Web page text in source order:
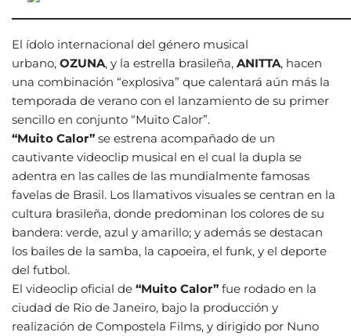
El ídolo internacional del género musical
urbano, OZUNA, y la estrella brasileña, ANITTA, hacen
una combinación “explosiva” que calentará aún más la
temporada de verano con el lanzamiento de su primer
sencillo en conjunto “Muito Calor”.
“Muito Calor” se estrena acompañado de un
cautivante videoclip musical en el cual la dupla se
adentra en las calles de las mundialmente famosas
favelas de Brasil. Los llamativos visuales se centran en la
cultura brasileña, donde predominan los colores de su
bandera: verde, azul y amarillo; y además se destacan
los bailes de la samba, la capoeira, el funk, y el deporte
del futbol.
El videoclip oficial de “Muito Calor” fue rodado en la
ciudad de Rio de Janeiro, bajo la producción y
realización de Compostela Films, y dirigido por Nuno